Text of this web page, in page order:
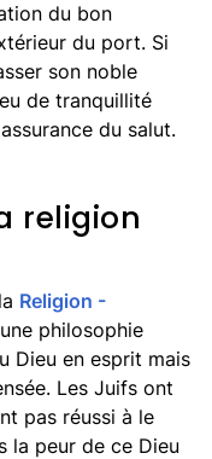
du bon
du port. Si
son noble
de tranquillité
du salut.
religion
Religion -
philosophie
Dieu en esprit mais
Les Juifs ont
pas réussi à le
la peur de ce Dieu